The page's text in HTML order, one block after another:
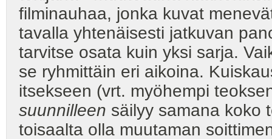
filminauhaa, jonka kuvat
tavalla yhtenäisesti jatkuvan
tarvitse osata kuin yksi sarja.
se ryhmittäin eri aikoina.
itsekseen (vrt. myöhempi
suunnilleen säilyy samana koko
toisaalta olla muutaman